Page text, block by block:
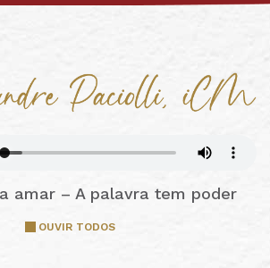
amar – A palavra tem poder
OUVIR TODOS